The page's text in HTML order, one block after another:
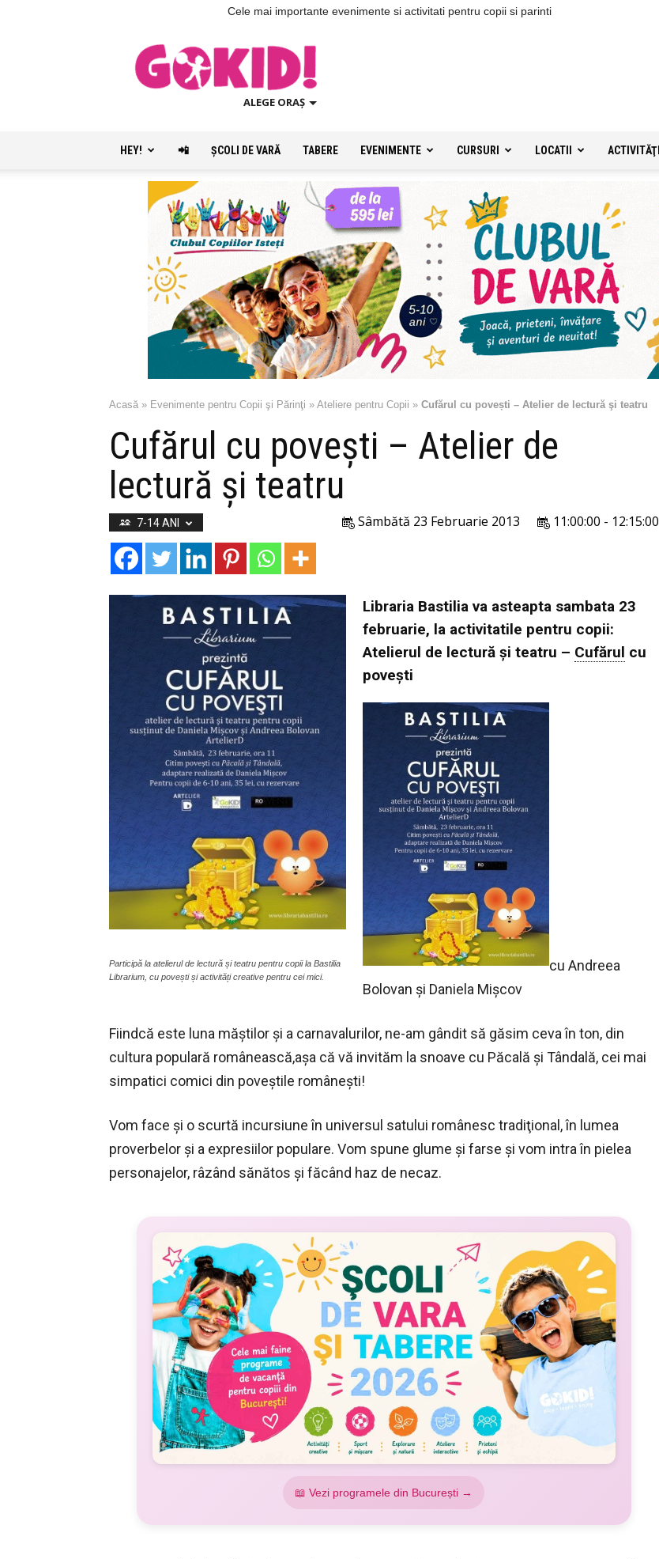
Cele mai importante evenimente si activitati pentru copii si parinti
ALEGE ORAȘ
HEY! 📲 ŞCOLI DE VARĂ TABERE EVENIMENTE CURSURI LOCATII ACTIVITĂŢI
Acasă » Evenimente pentru Copii şi Părinţi » Ateliere pentru Copii » Cufărul cu povești – Atelier de lectură şi teatru
Cufărul cu povești – Atelier de
lectură şi teatru
7-14 ANI 11:00:00 - 12:15:00
Sâmbătă 23 Februarie 2013
Participă la atelierul de lectură și teatru pentru copii la Bastilia
Librarium, cu povești și activități creative pentru cei mici.
Libraria Bastilia va asteapta sambata 23
februarie, la activitatile pentru copii:
Atelierul de lectură şi teatru – Cufărul cu
povești
cu Andreea
Bolovan şi Daniela Mişcov
Fiindcă este luna măştilor şi a carnavalurilor, ne-am gândit să găsim ceva în ton, din
cultura populară românească,aşa că vă invităm la snoave cu Păcală şi Tândală, cei mai
simpatici comici din poveştile româneşti!
Vom face şi o scurtă incursiune în universul satului românesc tradiţional, în lumea
proverbelor şi a expresiilor populare. Vom spune glume şi farse şi vom intra în pielea
personajelor, râzând sănătos şi făcând haz de necaz.
📖 Vezi programele din București →